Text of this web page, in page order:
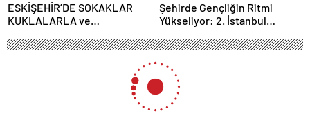
ESKİŞEHİR’DE SOKAKLAR
KUKLALARLA ve
RENKLENİYOR!
Şehirde Gençliğin Ritmi
Yükseliyor: 2. İstanbul
Mayıs’ta Kentin Dört Bir
Yanında!